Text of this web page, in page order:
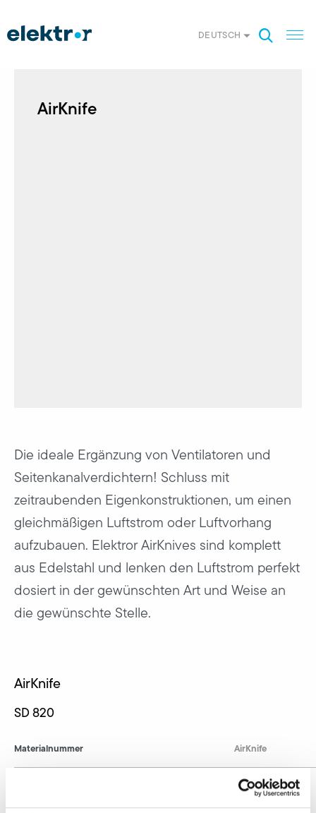
DEUTSCH
AirKnife
Die ideale Ergänzung von Ventilatoren und
Seitenkanalverdichtern! Schluss mit
zeitraubenden Eigenkonstruktionen, um einen
gleichmäßigen Luftstrom oder Luftvorhang
aufzubauen. Elektror AirKnives sind komplett
aus Edelstahl und lenken den Luftstrom perfekt
dosiert in der gewünschten Art und Weise an
die gewünschte Stelle.
AirKnife
SD 820
Materialnummer AirKnife